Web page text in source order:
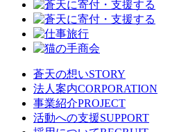
蒼天の想いSTORY
法人案内CORPORATION
事業紹介PROJECT
活動への支援SUPPORT